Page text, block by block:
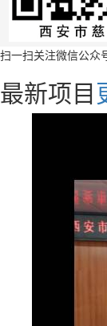
扫一扫关注微信公众
最新项目